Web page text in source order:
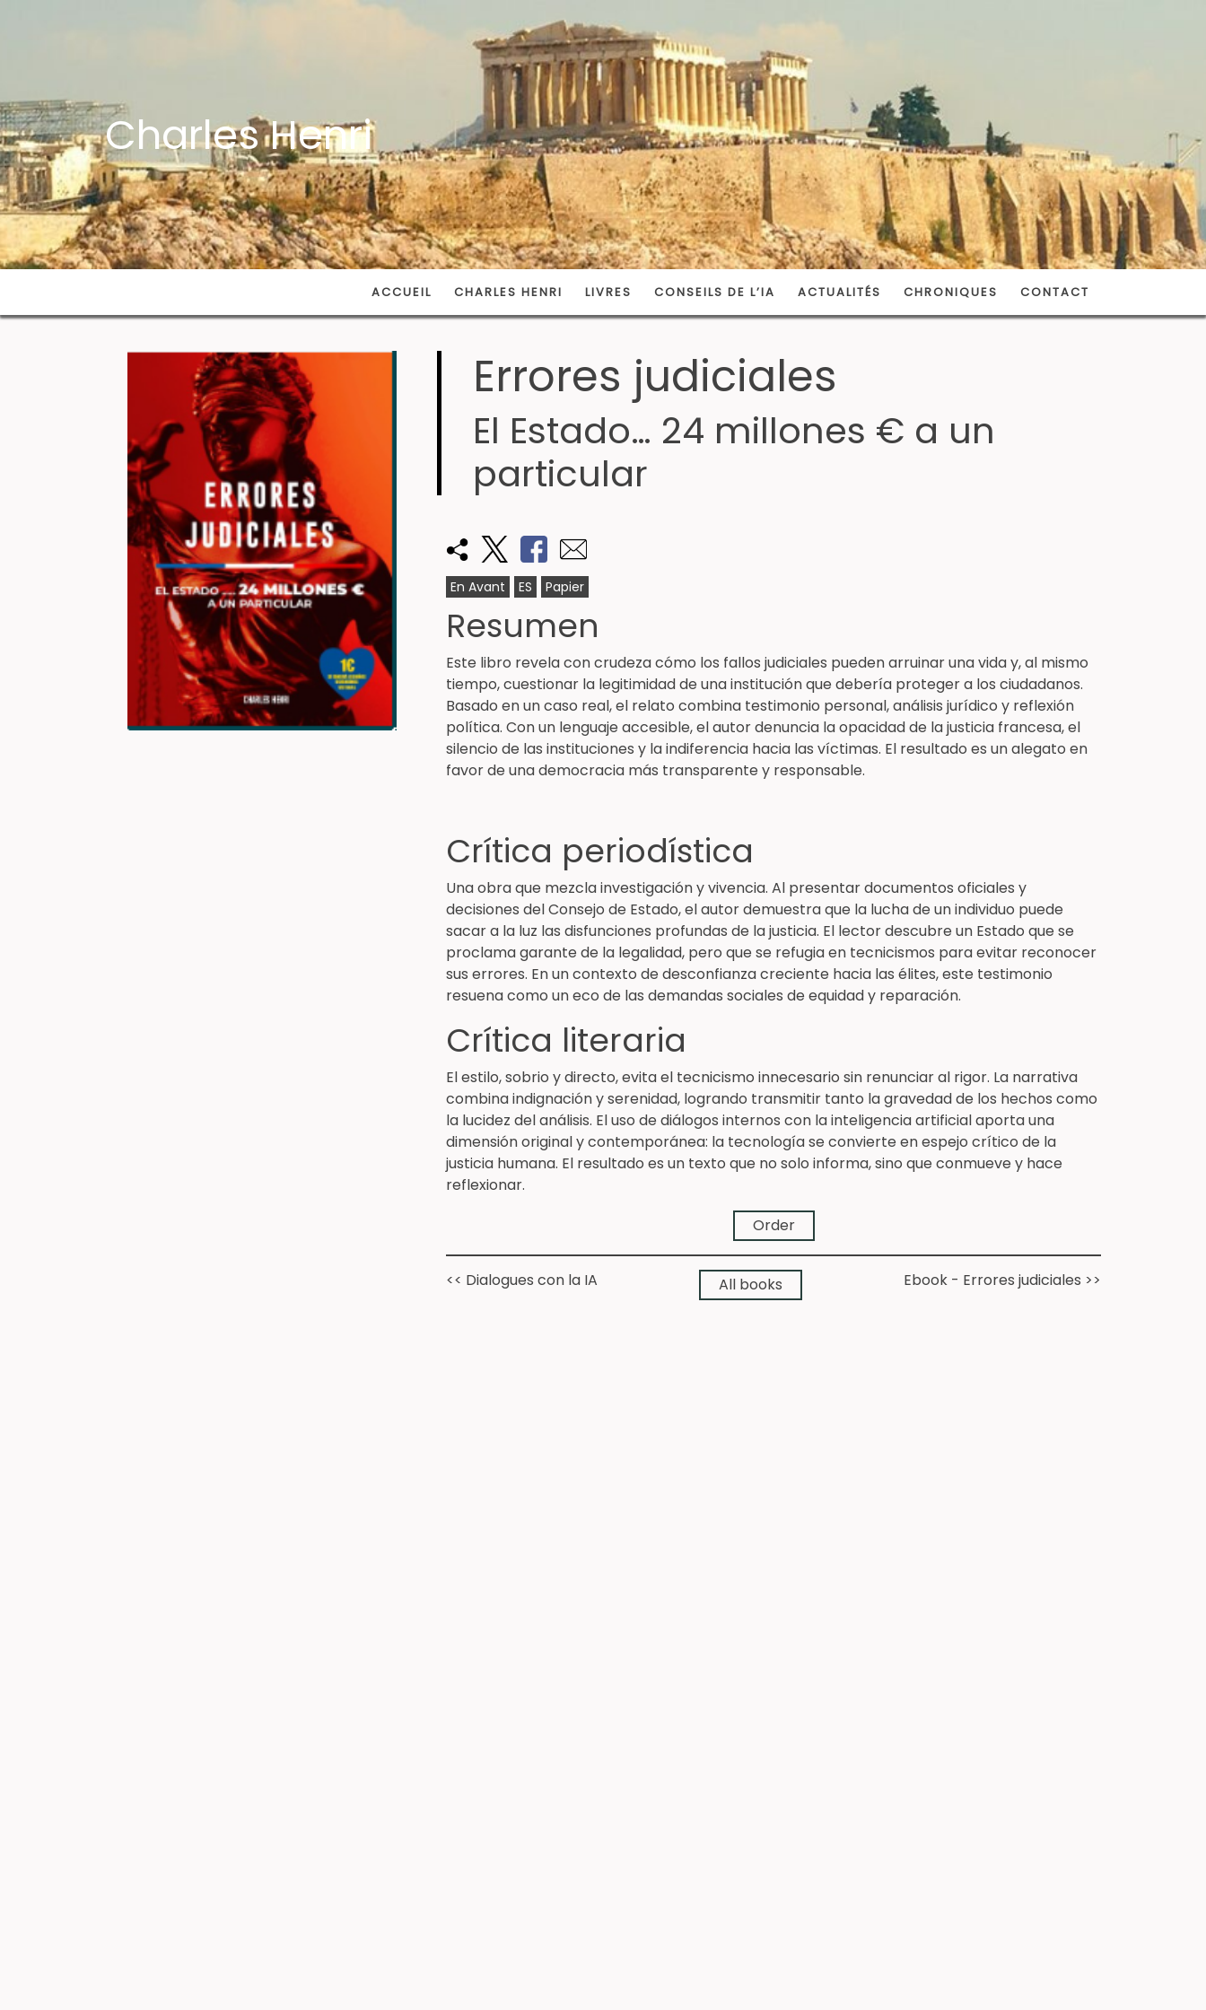
Charles Henri
ACCUEIL CHARLES HENRI LIVRES CONSEILS DE L’IA ACTUALITÉS CHRONIQUES CONTACT
Errores judiciales
El Estado… 24 millones € a un
particular
En Avant ES Papier
Resumen
Este libro revela con crudeza cómo los fallos judiciales pueden arruinar una vida y, al mismo
tiempo, cuestionar la legitimidad de una institución que debería proteger a los ciudadanos.
Basado en un caso real, el relato combina testimonio personal, análisis jurídico y reflexión
política. Con un lenguaje accesible, el autor denuncia la opacidad de la justicia francesa, el
silencio de las instituciones y la indiferencia hacia las víctimas. El resultado es un alegato en
favor de una democracia más transparente y responsable.
Crítica periodística
Una obra que mezcla investigación y vivencia. Al presentar documentos oficiales y
decisiones del Consejo de Estado, el autor demuestra que la lucha de un individuo puede
sacar a la luz las disfunciones profundas de la justicia. El lector descubre un Estado que se
proclama garante de la legalidad, pero que se refugia en tecnicismos para evitar reconocer
sus errores. En un contexto de desconfianza creciente hacia las élites, este testimonio
resuena como un eco de las demandas sociales de equidad y reparación.
Crítica literaria
El estilo, sobrio y directo, evita el tecnicismo innecesario sin renunciar al rigor. La narrativa
combina indignación y serenidad, logrando transmitir tanto la gravedad de los hechos como
la lucidez del análisis. El uso de diálogos internos con la inteligencia artificial aporta una
dimensión original y contemporánea: la tecnología se convierte en espejo crítico de la
justicia humana. El resultado es un texto que no solo informa, sino que conmueve y hace
reflexionar.
Order➔
<< Dialogues con la IA All books Ebook - Errores judiciales >>